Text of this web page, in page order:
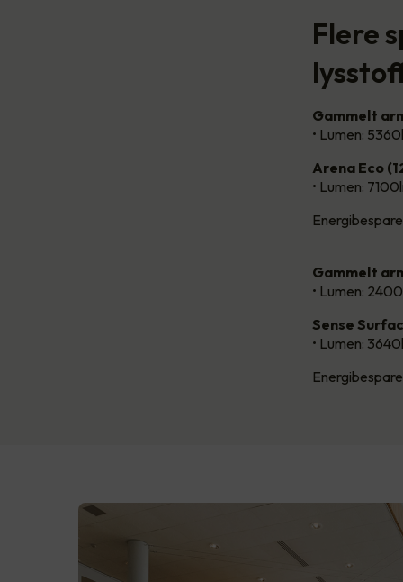
Flere
Gammelt
• Lumen:
Arena Eco
• Lumen:
Gammelt
• Lumen:
Sense
• Lumen: